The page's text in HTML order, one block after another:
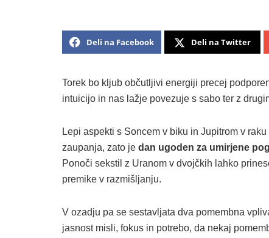
Deli na Facebook Deli na Twitter
Torek bo kljub občutljivi energiji precej
intuicijo in nas lažje povezuje s sabo ter z
Lepi aspekti s Soncem v biku in Jupitrom v
zaupanja, zato je dan ugoden za umirjene
Ponoči sekstil z Uranom v dvojčkih lahko
premike v razmišljanju.
V ozadju pa se sestavljata dva pomembna
jasnost misli, fokus in potrebo, da nekaj